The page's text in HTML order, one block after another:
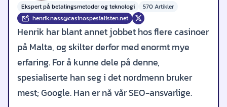
Ekspert på betalingsmetoder og teknologi
570 Artikler
henrik.nass@casinospesialisten.net
Henrik har blant annet jobbet hos flere casinoer
på Malta, og skilter derfor med enormt mye
erfaring. For å kunne dele på denne,
spesialiserte han seg i det nordmenn bruker
mest; Google. Han er nå vår SEO-ansvarlige.